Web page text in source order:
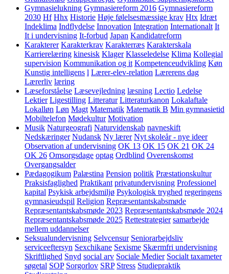
Gymnasielukning Gymnasiereform 2016 Gymnasiereform
2030 Hf Hhx Historie Høje følelsesmæssige krav Htx Idræt
Indeklima Indflydelse Innovation Integration Internationalt It
It i undervisning It-forbud Japan Kandidatreform
Karakterer Karakterkrav Karakterræs Karakterskala
Karrierelæring kinesisk Klager Klasseledelse Klima Kollegial
supervision Kommunikation og it Kompetenceudvikling Køn
Kunstig intelligens l Lærer-elev-relation Lærerens dag
Lærerliv læring
Læseforståelse Læsevejledning læsning Lectio Ledelse
Lektier Ligestilling Litteratur Litteraturkanon Lokalaftale
Lokalløn Løn Magt Matematik Matematik B Min gymnasietid
Mobiltelefon Mødekultur Motivation
Musik Naturgeografi Naturvidenskab navneskift
Nedskæringer Nudansk Ny lærer Nyt skoleår - nye ideer
Observation af undervisning OK 13 OK 15 OK 21 OK 24
OK 26 Omsorgsdage optag Ordblind Overenskomst
Overgangsalder
Pædagogikum Palæstina Pension politik Præstationskultur
Praksisfaglighed Praktikant privatundervisning Professionel
kapital Psykisk arbejdsmiljø Psykologisk tryghed regeringens
gymnasieudspil Religion Repræsentantskabsmøde
Repræsentantskabsmøde 2023 Repræsentantskabsmøde 2024
Repræsentantskabsmøde 2025 Rettestrategier samarbejde
mellem uddannelser
Seksualundervisning Selvcensur Seniorarbejdsliv
serviceeftersyn Sexchikane Sexisme Skærmfri undervisning
Skriftlighed Snyd social arv Sociale Medier Socialt taxameter
søgetal SOP Sorgorlov SRP Stress Studiepraktik